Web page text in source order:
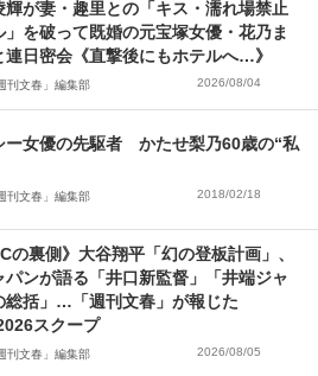
輝が妻・趣里との「キス・濡れ場禁止
」を破って既婚の元宝塚女優・花乃ま
連日密会《直撃後にもホテルへ…》
刊文春」編集部 2026/08/04
ー女優の先駆者 かたせ梨乃60歳の“私
刊文春」編集部 2018/02/18
の裏側》大谷翔平「幻の登板計画」、
パンが語る「井口新監督」「井端ジャ
総括」…「週刊文春」が報じた
スクープ
刊文春」編集部 2026/08/05